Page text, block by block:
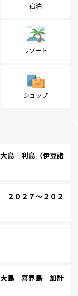
宿泊
リゾート
ショップ
島 利島（伊豆諸
０２７～２０２
島 喜界島 加計